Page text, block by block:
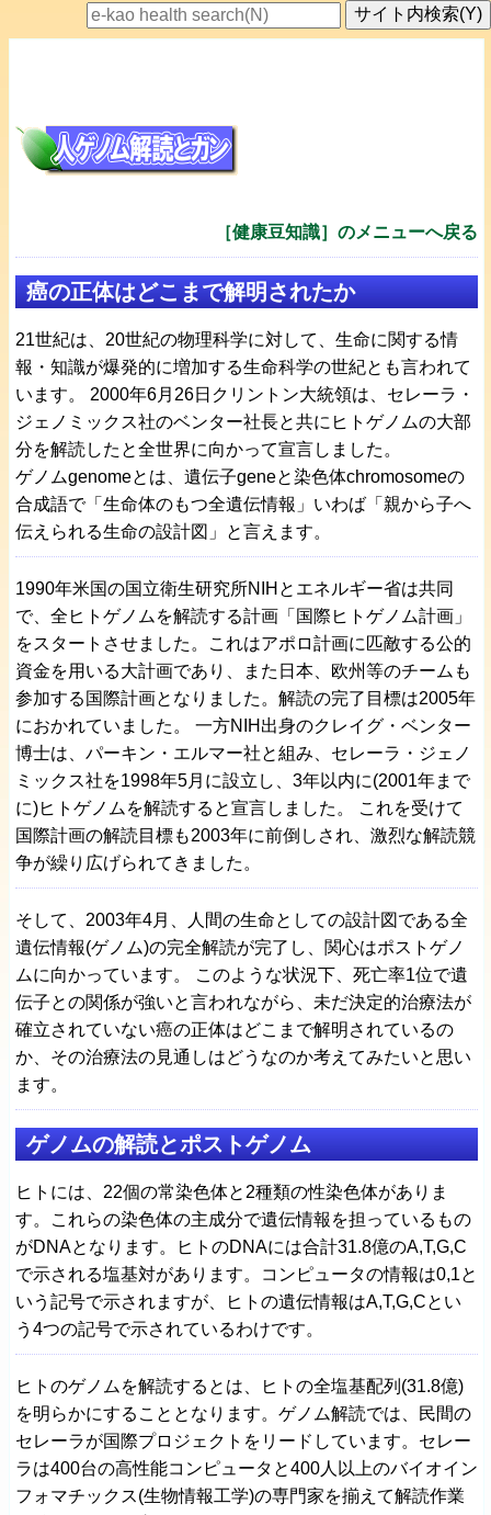
［健康豆知識］のメニューへ戻る
癌の正体はどこまで解明されたか
21世紀は、20世紀の物理科学に対して、生命に関する情
報・知識が爆発的に増加する生命科学の世紀とも言われて
います。 2000年6月26日クリントン大統領は、セレーラ・
ジェノミックス社のベンター社長と共にヒトゲノムの大部
分を解読したと全世界に向かって宣言しました。
ゲノムgenomeとは、遺伝子geneと染色体chromosomeの
合成語で「生命体のもつ全遺伝情報」いわば「親から子へ
伝えられる生命の設計図」と言えます。
1990年米国の国立衛生研究所NIHとエネルギー省は共同
で、全ヒトゲノムを解読する計画「国際ヒトゲノム計画」
をスタートさせました。これはアポロ計画に匹敵する公的
資金を用いる大計画であり、また日本、欧州等のチームも
参加する国際計画となりました。解読の完了目標は2005年
におかれていました。 一方NIH出身のクレイグ・ベンター
博士は、パーキン・エルマー社と組み、セレーラ・ジェノ
ミックス社を1998年5月に設立し、3年以内に(2001年まで
に)ヒトゲノムを解読すると宣言しました。 これを受けて
国際計画の解読目標も2003年に前倒しされ、激烈な解読競
争が繰り広げられてきました。
そして、2003年4月、人間の生命としての設計図である全
遺伝情報(ゲノム)の完全解読が完了し、関心はポストゲノ
ムに向かっています。 このような状況下、死亡率1位で遺
伝子との関係が強いと言われながら、未だ決定的治療法が
確立されていない癌の正体はどこまで解明されているの
か、その治療法の見通しはどうなのか考えてみたいと思い
ます。
ゲノムの解読とポストゲノム
ヒトには、22個の常染色体と2種類の性染色体がありま
す。これらの染色体の主成分で遺伝情報を担っているもの
がDNAとなります。ヒトのDNAには合計31.8億のA,T,G,C
で示される塩基対があります。コンピュータの情報は0,1と
いう記号で示されますが、ヒトの遺伝情報はA,T,G,Cとい
う4つの記号で示されているわけです。
ヒトのゲノムを解読するとは、ヒトの全塩基配列(31.8億)
を明らかにすることとなります。ゲノム解読では、民間の
セレーラが国際プロジェクトをリードしています。セレー
ラは400台の高性能コンピュータと400人以上のバイオイン
フォマチックス(生物情報工学)の専門家を揃えて解読作業